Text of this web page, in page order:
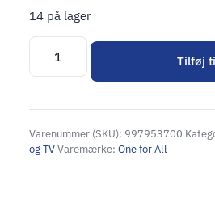
14 på lager
Tilføj
Alternative:
Varenummer (SKU): 997953700
og TVVaremærke: One for All